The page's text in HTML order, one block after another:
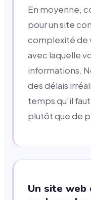
En moyenne,
pour un site
complexité de
avec laquelle
informations.
des délais
temps qu'il
plutôt que de
Un site web